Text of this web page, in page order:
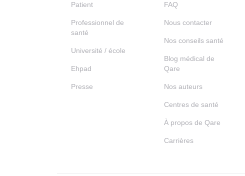
Patient
Professionnel de
santé
Université / école
Ehpad
Presse
FAQ
Nous contacter
Nos conseils santé
Blog médical de
Qare
Nos auteurs
Centres de santé
À propos de Qare
Carrières